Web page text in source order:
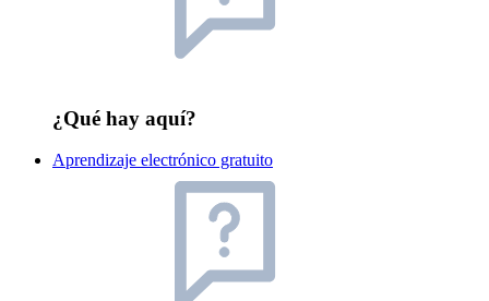
¿Qué hay aquí?
Aprendizaje electrónico gratuito